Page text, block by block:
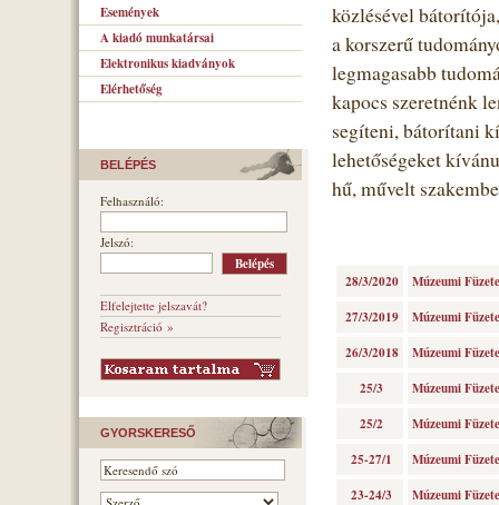
Események
A kiadó munkatársai
Elektronikus kiadványok
Elérhetőség
BELÉPÉS
Felhasználó:
Jelszó:
Elfelejtette jelszavát?
Regisztráció »
GYORSKERESŐ
közlésével
a korszerű
legmagasabb
kapocs szeretnénk
segíteni, bátorítani
lehetőségeket
hű, művelt
28/3/2020
Múzeumi
27/3/2019
Múzeumi
26/3/2018
Múzeumi
25/3
Múzeumi
25/2
Múzeumi
25-27/1
Múzeumi
23-24/3
Múzeumi